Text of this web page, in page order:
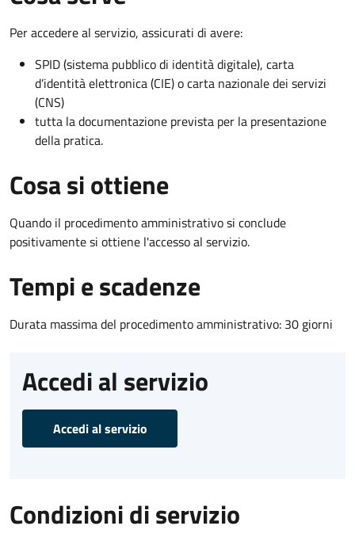
Per accedere al servizio, assicurati di avere:
SPID (sistema pubblico di identità digitale), carta
d’identità elettronica (CIE) o carta nazionale dei servizi
(CNS)
tutta la documentazione prevista per la presentazione
della pratica.
Cosa si ottiene
Quando il procedimento amministrativo si conclude
positivamente si ottiene l'accesso al servizio.
Tempi e scadenze
Durata massima del procedimento amministrativo: 30 giorni
Accedi al servizio
Accedi al servizio
Condizioni di servizio